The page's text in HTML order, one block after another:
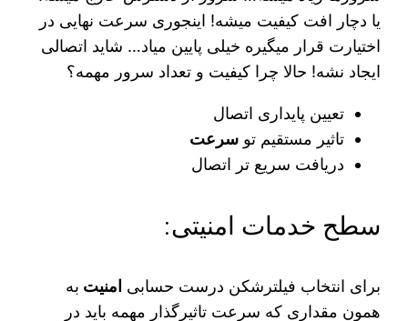
یا دچار افت کیفیت میشه! اینجوری سرعت نهایی در
اختیارت قرار میگیره خیلی پایین میاد… شاید اتصالی
ایجاد نشه! حالا چرا کیفیت و تعداد سرور مهمه؟
تعیین پایداری اتصال
تاثیر مستقیم توسرعت
دریافت سریع تر اتصال
سطح خدمات امنیتی:
برای انتخاب فیلترشکن درست حسابی امنیت به
همون مقداری که سرعت تاثیرگذار مهمه باید در